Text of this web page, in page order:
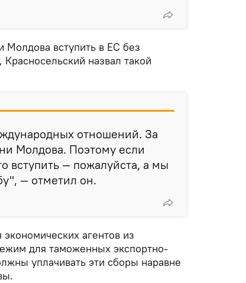
Молдова вступить в ЕС без
назвал такой
отношений. За
Молдова. Поэтому если
вступить — пожалуйста, а мы
— отметил он.
агентов из
для таможенных экспортно-
уплачивать эти сборы наравне